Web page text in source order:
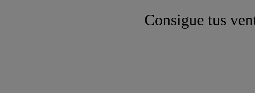
Consigue tus